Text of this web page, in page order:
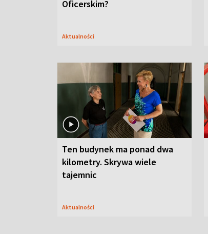
Oficerskim?
Aktualności
Ten budynek ma ponad dwa
kilometry. Skrywa wiele
tajemnic
Aktualności